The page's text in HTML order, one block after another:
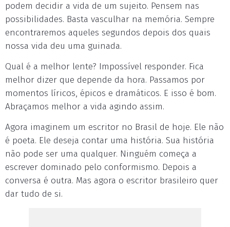
podem decidir a vida de um sujeito. Pensem nas
possibilidades. Basta vasculhar na memória. Sempre
encontraremos aqueles segundos depois dos quais
nossa vida deu uma guinada.
Qual é a melhor lente? Impossível responder. Fica
melhor dizer que depende da hora. Passamos por
momentos líricos, épicos e dramáticos. E isso é bom.
Abraçamos melhor a vida agindo assim.
Agora imaginem um escritor no Brasil de hoje. Ele não
é poeta. Ele deseja contar uma história. Sua história
não pode ser uma qualquer. Ninguém começa a
escrever dominado pelo conformismo. Depois a
conversa é outra. Mas agora o escritor brasileiro quer
dar tudo de si.